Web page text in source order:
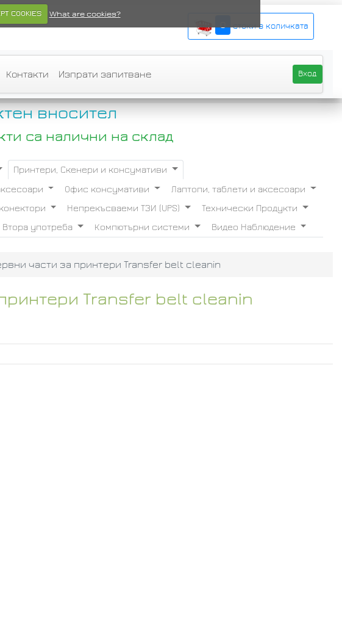
COOKIES What are cookies?
стоки в количката
Контакти Изпрати запитване Вход
вносител
са налични на склад
Принтери, Скенери и консумативи
Офис консумативи
Лаптопи, таблети и аксесоари
Непрекъсваеми ТЗИ (UPS)
Технически Продукти
Втора употреба Компютърни системи Видео Наблюдение
части за принтери Transfer belt cleanin
Transfer belt cleanin